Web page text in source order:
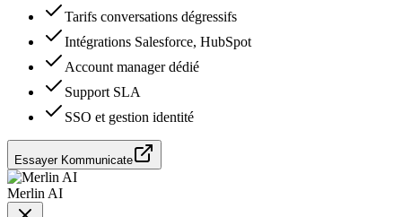
Tarifs conversations dégressifs
Intégrations Salesforce, HubSpot
Account manager dédié
Support SLA
SSO et gestion identité
Essayer Kommunicate
Merlin AI